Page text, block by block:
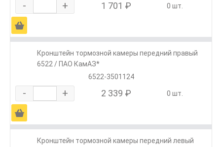
- + 1 701 ₽ 0 шт.
Ä
Кронштейн тормозной камеры передний правый
6522 / ПАО КамАЗ*
6522-3501124
- + 2 339 ₽ 0 шт.
Ä
Кронштейн тормозной камеры передний левый